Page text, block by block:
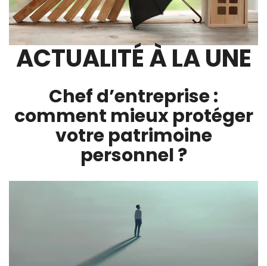
ACTUALITÉ À LA UNE
Chef d’entreprise :
comment mieux protéger
votre patrimoine
personnel ?